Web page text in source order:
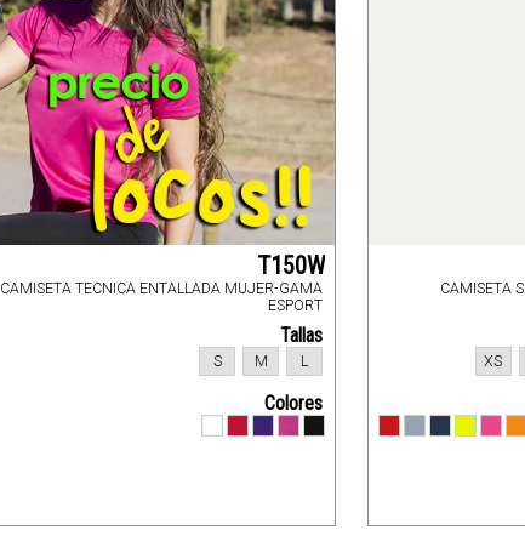
T150W
CAMISETA TECNICA ENTALLADA MUJER-GAMA
ESPORT
Tallas
L
M
S
Colores
CAMISETA
XS